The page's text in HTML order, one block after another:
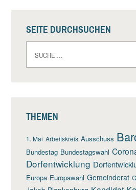
SEITE DURCHSUCHEN
nach:
THEMEN
1. Mai Arbeitskreis Ausschuss
Bundestag Bundestagswahl
Dorfentwicklung
Europa Europawahl Gemeinderat